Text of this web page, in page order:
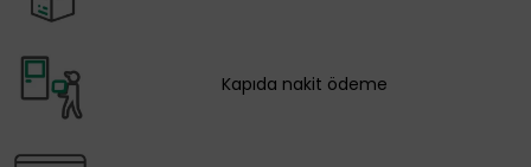
Kapıda nakit ödeme